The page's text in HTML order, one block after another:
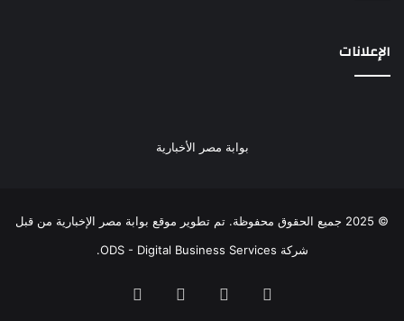
الإعلانات
بوابة مصر الأخبارية
© 2025 جميع الحقوق محفوظة. تم تطوير موقع بوابة مصر الإخبارية من قبل
شركة ODS - Digital Business Services
.
فيسبوك ‫YouTube